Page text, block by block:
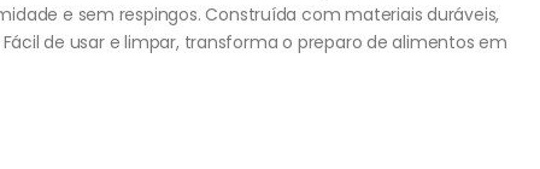
e sem respingos. Construída com materiais duráveis,
de usar e limpar, transforma o preparo de alimentos em